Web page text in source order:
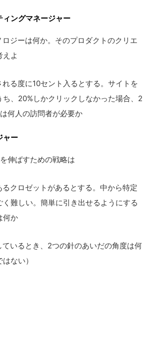
ィングマネージャー
ロジーは何か。そのプロダクトのクリエ
えよ
れる度に10セント入るとする。サイトを
、20%しかクリックしなかった場合、2
何人の訪問者が必要か
ャー
伸ばすための戦略は
るクロゼットがあるとする。中から特定
難しい。簡単に引き出せるようにする
何か
ているとき、2つの針のあいだの角度は何
ない）